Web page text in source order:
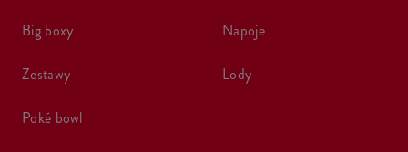
big boxy
zestawy
poké bowl
napoje
lody